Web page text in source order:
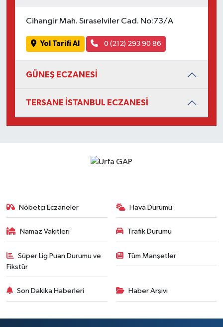
Cihangir Mah. Sıraselviler Cad. No:73/A
Yol Tarifi Al 0 (212) 293 90 86
GÜNEŞ ECZANESİ
TERSANE İSTANBUL ECZANESİ
Nöbetçi Eczaneler Hava Durumu
Namaz Vakitleri Trafik Durumu
Süper Lig Puan Durumu ve
Fikstür
Tüm Manşetler
Son Dakika Haberleri Haber Arşivi